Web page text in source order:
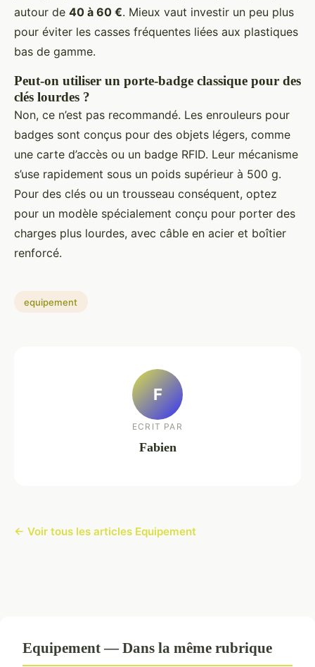
autour de 40 à 60 €. Mieux vaut investir un peu plus
pour éviter les casses fréquentes liées aux plastiques
bas de gamme.
Peut-on utiliser un porte-badge classique pour des
clés lourdes ?
Non, ce n’est pas recommandé. Les enrouleurs pour
badges sont conçus pour des objets légers, comme
une carte d’accès ou un badge RFID. Leur mécanisme
s’use rapidement sous un poids supérieur à 500 g.
Pour des clés ou un trousseau conséquent, optez
pour un modèle spécialement conçu pour porter des
charges plus lourdes, avec câble en acier et boîtier
renforcé.
equipement
F
ECRIT PAR
Fabien
← Voir tous les articles Equipement
Equipement — Dans la même rubrique